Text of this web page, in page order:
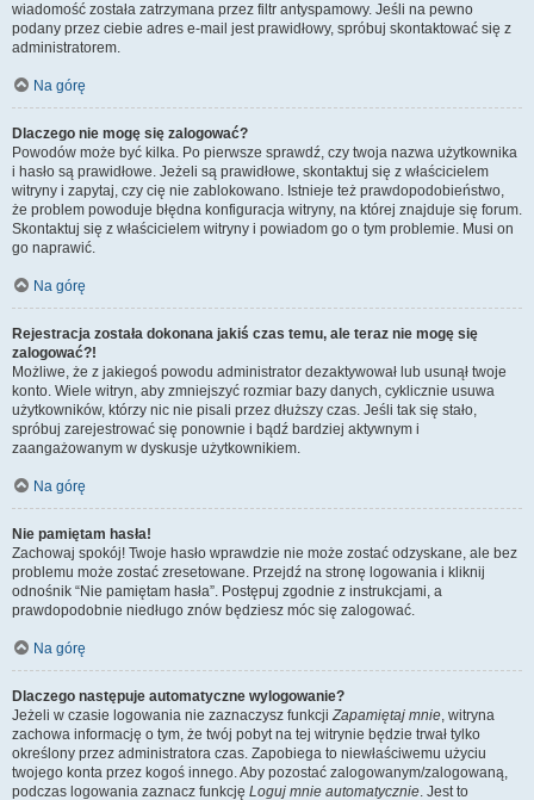
wiadomość została zatrzymana przez filtr antyspamowy. Jeśli na pewno
podany przez ciebie adres e-mail jest prawidłowy, spróbuj skontaktować się z
administratorem.
Na górę
Dlaczego nie mogę się zalogować?
Powodów może być kilka. Po pierwsze sprawdź, czy twoja nazwa użytkownika
i hasło są prawidłowe. Jeżeli są prawidłowe, skontaktuj się z właścicielem
witryny i zapytaj, czy cię nie zablokowano. Istnieje też prawdopodobieństwo,
że problem powoduje błędna konfiguracja witryny, na której znajduje się forum.
Skontaktuj się z właścicielem witryny i powiadom go o tym problemie. Musi on
go naprawić.
Na górę
Rejestracja została dokonana jakiś czas temu, ale teraz nie mogę się
zalogować?!
Możliwe, że z jakiegoś powodu administrator dezaktywował lub usunął twoje
konto. Wiele witryn, aby zmniejszyć rozmiar bazy danych, cyklicznie usuwa
użytkowników, którzy nic nie pisali przez dłuższy czas. Jeśli tak się stało,
spróbuj zarejestrować się ponownie i bądź bardziej aktywnym i
zaangażowanym w dyskusje użytkownikiem.
Na górę
Nie pamiętam hasła!
Zachowaj spokój! Twoje hasło wprawdzie nie może zostać odzyskane, ale bez
problemu może zostać zresetowane. Przejdź na stronę logowania i kliknij
odnośnik “Nie pamiętam hasła”. Postępuj zgodnie z instrukcjami, a
prawdopodobnie niedługo znów będziesz móc się zalogować.
Na górę
Dlaczego następuje automatyczne wylogowanie?
Jeżeli w czasie logowania nie zaznaczysz funkcjiZapamiętaj mnie, witryna
zachowa informację o tym, że twój pobyt na tej witrynie będzie trwał tylko
określony przez administratora czas. Zapobiega to niewłaściwemu użyciu
twojego konta przez kogoś innego. Aby pozostać zalogowanym/zalogowaną,
podczas logowania zaznacz funkcję Loguj mnie automatycznie. Jest to